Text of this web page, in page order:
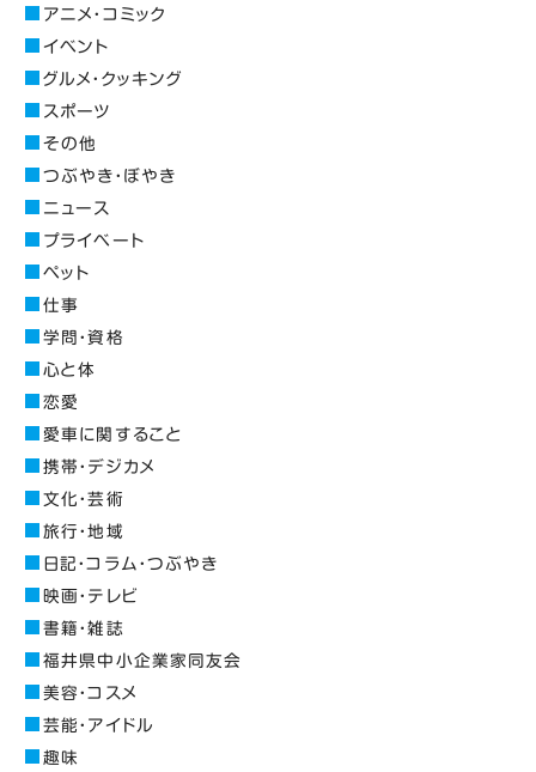
アニメ・コミック
イベント
グルメ・クッキング
スポーツ
その他
つぶやき・ぼやき
ニュース
プライベート
ペット
仕事
学問・資格
心と体
恋愛
愛車に関すること
携帯・デジカメ
文化・芸術
旅行・地域
日記・コラム・つぶやき
映画・テレビ
書籍・雑誌
福井県中小企業家同友会
美容・コスメ
芸能・アイドル
趣味